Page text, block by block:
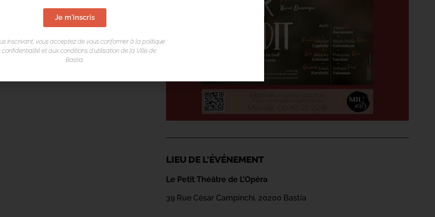
LIEU DE L'ÉVÉNEMENT
Le Petit Théâtre de L’Opéra
39 Rue César Campinchi, 20200 Bastia
Je m'inscris
inscrivant, vous acceptez de vous conformer à la politique
confidentialité et aux conditions d’utilisation de la Ville de
Bastia.